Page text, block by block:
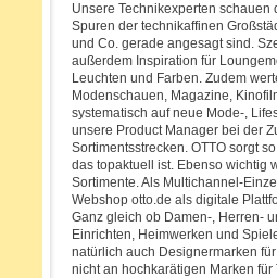
Unsere Technikexperten
Spuren der technikaffinen
und Co. gerade angesagt sind.
außerdem Inspiration für
Leuchten und Farben. Zudem
Modenschauen, Magazine,
systematisch auf neue Mode-,
unsere Product Manager bei der
Sortimentsstrecken. OTTO sorgt
das topaktuell ist. Ebenso wichtig
Sortimente. Als Multichannel-
Webshop otto.de als digitale
Ganz gleich ob Damen-, Herren-
Einrichten, Heimwerken und
natürlich auch Designermarken
nicht an hochkarätigen Marken